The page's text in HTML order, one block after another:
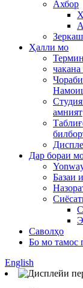
Ахбор
Ҳалли мо
амният
Дар бораи
Базаи
Саволҳо
Бо мо тамос
English